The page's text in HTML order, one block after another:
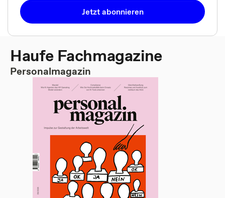
Jetzt abonnieren
Haufe Fachmagazine
Personalmagazin